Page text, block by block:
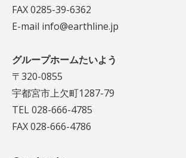
FAX 0285-39-6362
E-mail info@earthline.jp
グループホームたいよう
〒320-0855
宇都宮市上欠町1287-79
TEL 028-666-4785
FAX 028-666-4786